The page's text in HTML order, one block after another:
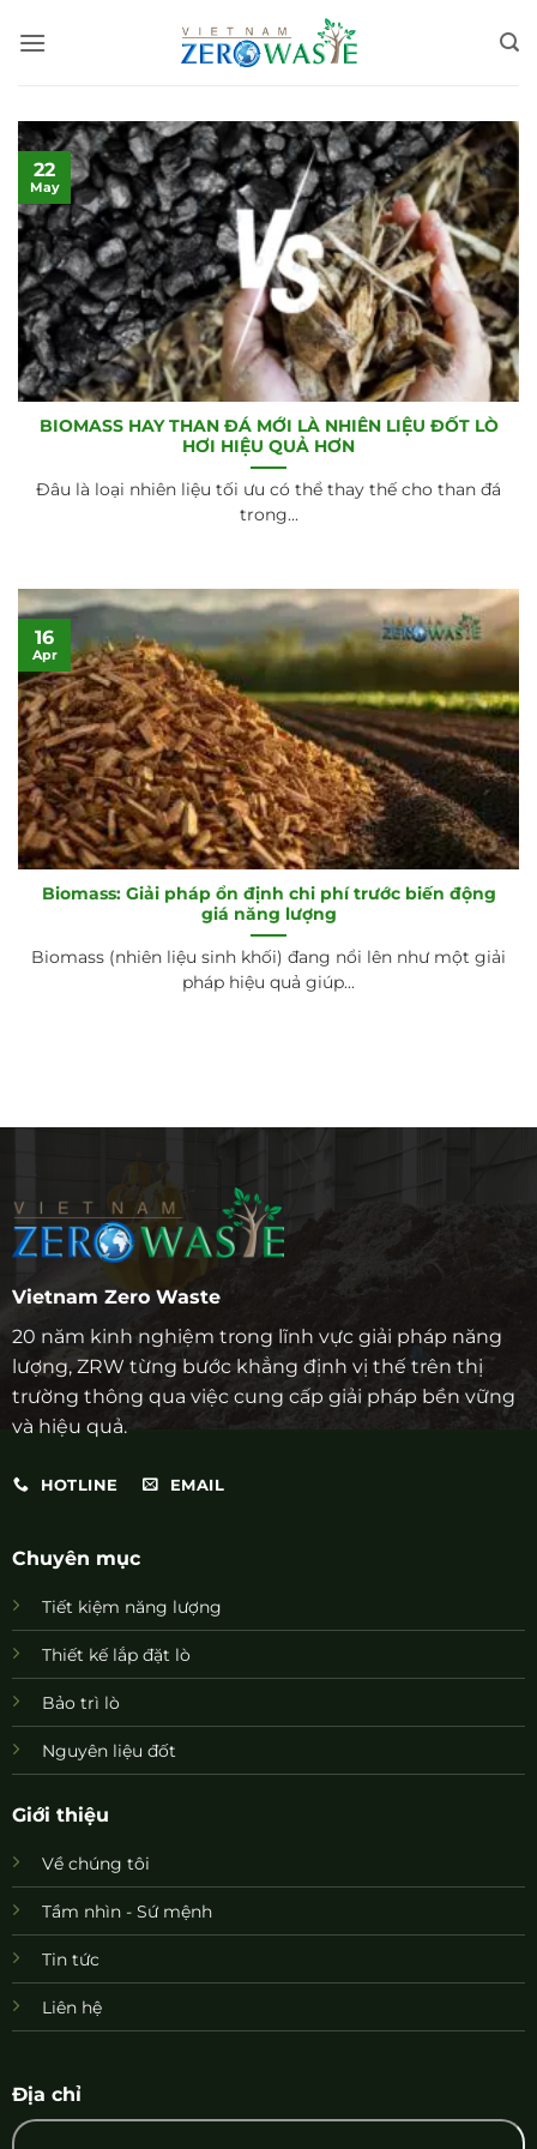
BIOMASS HAY THAN ĐÁ MỚI LÀ NHIÊN LIỆU ĐỐT LÒ
HƠI HIỆU QUẢ HƠN
Đâu là loại nhiên liệu tối ưu có thể thay thế cho than đá
trong...
22
May
Biomass: Giải pháp ổn định chi phí trước biến động
giá năng lượng
Biomass (nhiên liệu sinh khối) đang nổi lên như một giải
pháp hiệu quả giúp...
16
Apr
Vietnam Zero Waste
20 năm kinh nghiệm trong lĩnh vực giải pháp năng
lượng, ZRW từng bước khẳng định vị thế trên thị
trường thông qua việc cung cấp giải pháp bền vững
và hiệu quả.
HOTLINE EMAIL
Chuyên mục
Tiết kiệm năng lượng
Thiết kế lắp đặt lò
Bảo trì lò
Nguyên liệu đốt
Giới thiệu
Về chúng tôi
Tầm nhìn - Sứ mệnh
Tin tức
Liên hệ
Địa chỉ